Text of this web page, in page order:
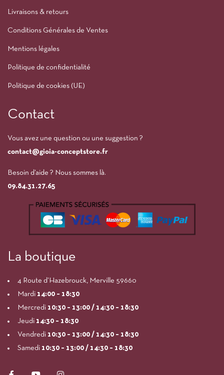
Livraisons & retours
Conditions Générales de Ventes
Mentions légales
Politique de confidentialité
Politique de cookies (UE)
Contact
Vous avez une question ou une suggestion ?
contact@gioia-conceptstore.fr
Besoin d’aide ? Nous sommes là.
09.84.31.27.65
La boutique
4 Route d’Hazebrouck, Merville 59660
Mardi 14:00 – 18:30
Mercredi 10:30 – 13:00 / 14:30 – 18:30
Jeudi 14:30 – 18:30
Vendredi 10:30 – 13:00 / 14:30 – 18:30
Samedi 10:30 – 13:00 / 14:30 – 18:30